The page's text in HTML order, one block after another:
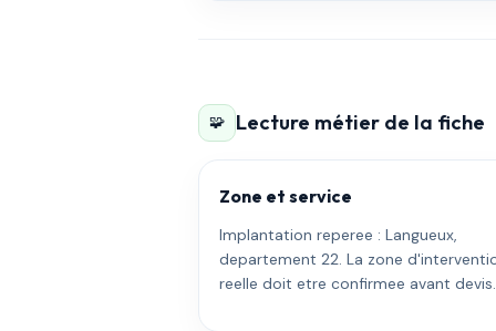
🧩 Lecture métier de la fiche
Zone et service
Implantation reperee : Langueux,
departement 22. La zone
reelle doit etre confirmee avant devis.